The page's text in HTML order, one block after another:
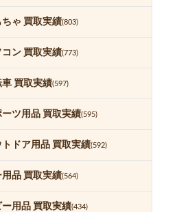
ちゃ 買取実績(803)
コン 買取実績(773)
車 買取実績(597)
ーツ用品 買取実績(595)
トドア用品 買取実績(592)
用品 買取実績(564)
ー用品 買取実績(434)